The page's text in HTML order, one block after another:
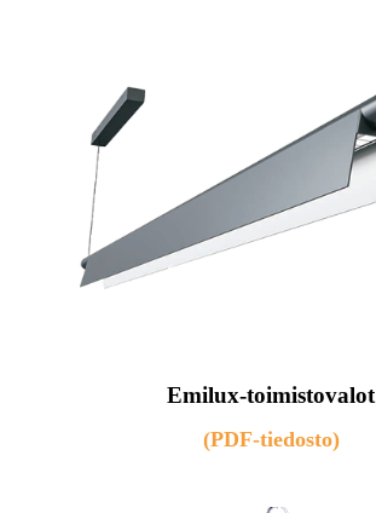
Emilux-toimistovalot
(PDF-tiedosto)